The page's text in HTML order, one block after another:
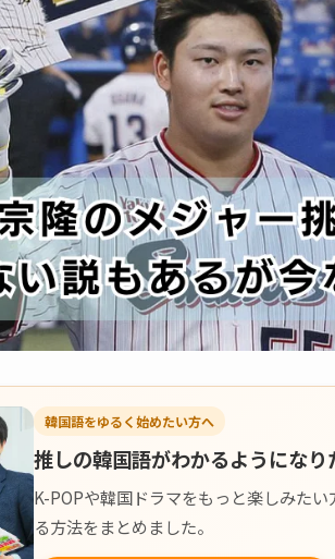
韓国語をゆるく始めたい方へ
推しの韓国語がわかるようになり
K-POPや韓国ドラマをもっと楽しみた
る方法をまとめました。